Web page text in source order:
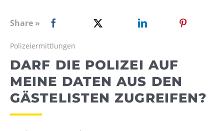
Share »
Polizeiermittlungen
DARF DIE POLIZEI AUF
MEINE DATEN AUS DEN
GÄSTELISTEN ZUGREIFEN?